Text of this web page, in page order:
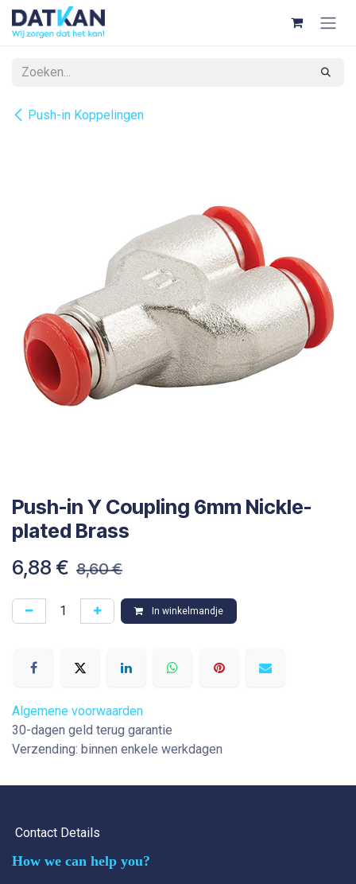
Overslaan naar inhoud
Push-in Koppelingen
Push-in Y Coupling 6mm Nickle-
plated Brass
6,88 € 8,60€
In winkelmandje
Algemene voorwaarden
30-dagen geld terug garantie
Verzending: binnen enkele werkdagen
Contact Details
How we can help you?